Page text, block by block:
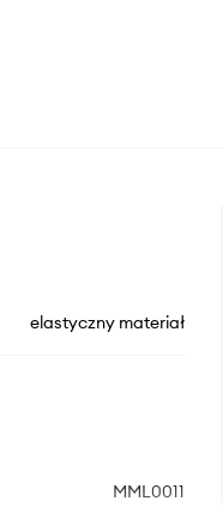
elastyczny materiał
MML0011